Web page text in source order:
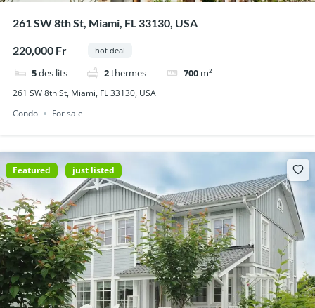
261 SW 8th St, Miami, FL 33130, USA
220,000 Fr hot deal
5des lits 2thermes 700 m²
261 SW 8th St, Miami, FL 33130, USA
Condo
For sale
Featured just listed